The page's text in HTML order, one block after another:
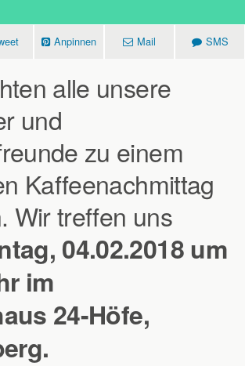
Anpinnen Mail SMS
alle unsere
und
zu einem
Kaffeenachmittag
Wir treffen uns
04.02.2018 um
im
24-Höfe,